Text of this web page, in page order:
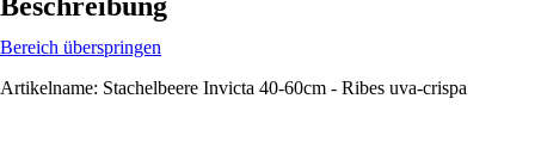
Bereich überspringen
Artikelname: Stachelbeere Invicta 40-60cm - Ribes uva-crispa